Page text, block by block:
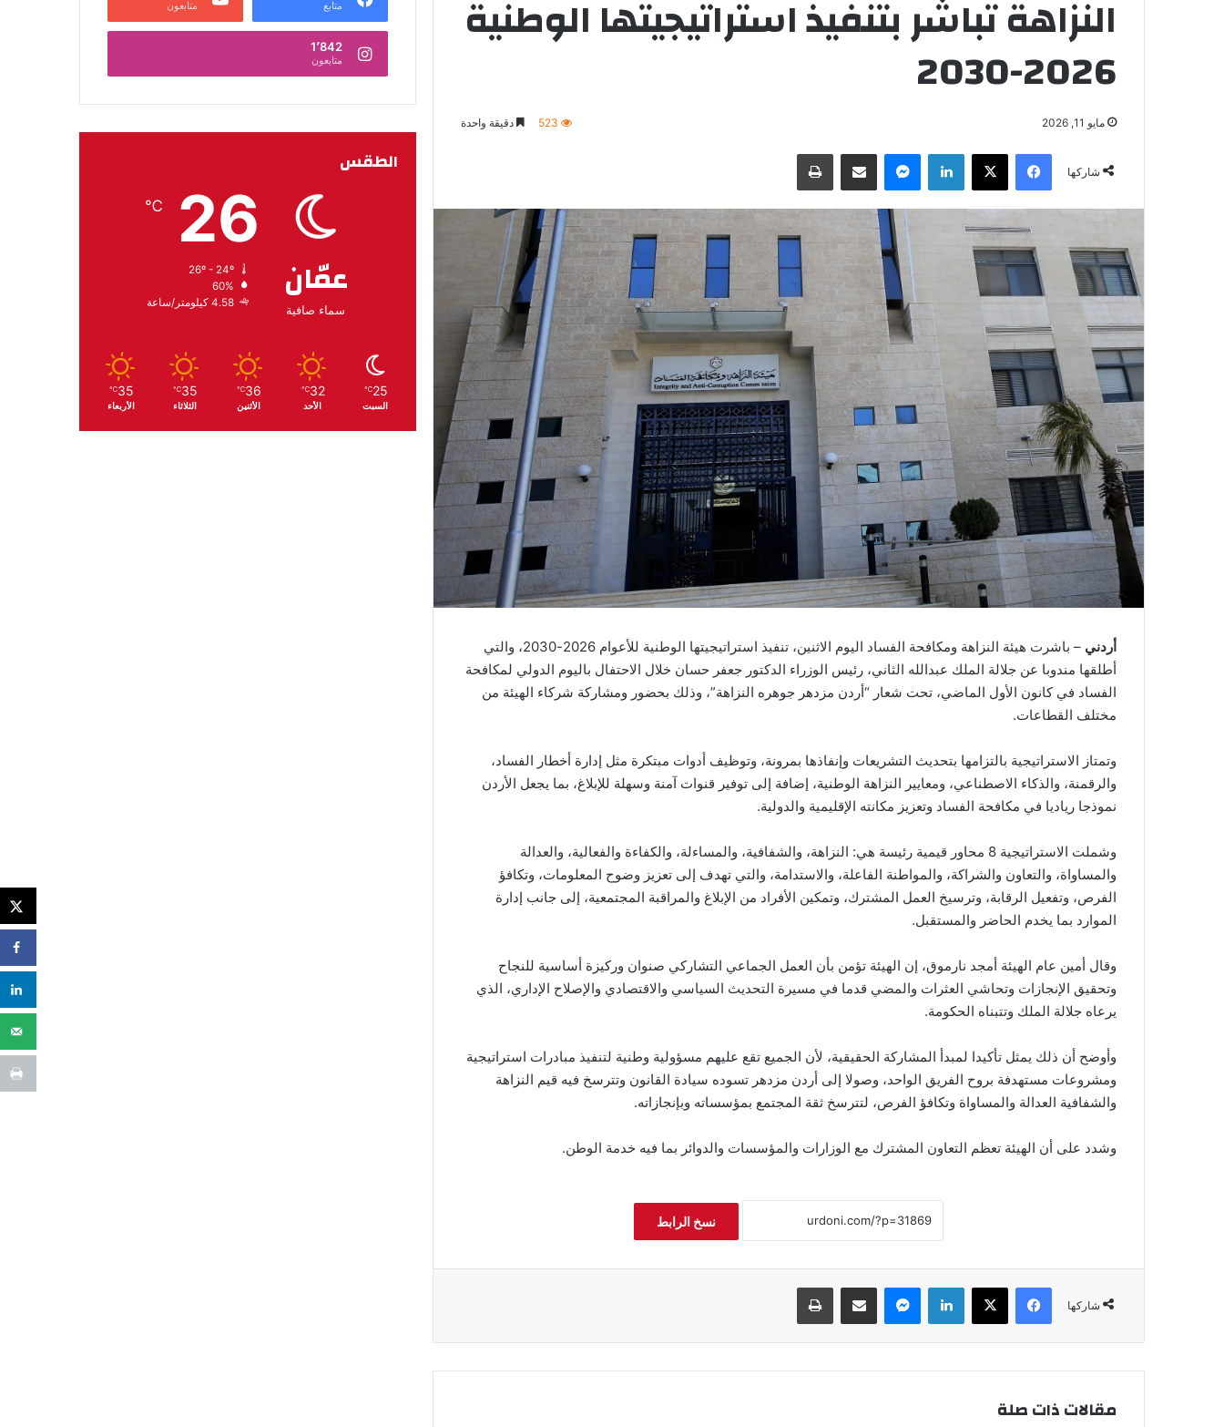
النزاهة تباشر بتنفيذ استراتيجيتها الوطنية
2026-2030
مايو 11, 2026 523 دقيقة واحدة
شاركها
فيسبوك لينكدإن
أردني
– باشرت هيئة النزاهة ومكافحة الفساد اليوم الاثنين، تنفيذ استراتيجيتها الوطنية للأعوام 2026-2030، والتي
أطلقها مندوبا عن جلالة الملك عبدالله الثاني، رئيس الوزراء الدكتور جعفر حسان خلال الاحتفال باليوم الدولي لمكافحة
الفساد في كانون الأول الماضي، تحت شعار “أردن مزدهر جوهره النزاهة”، وذلك بحضور ومشاركة شركاء الهيئة من
مختلف القطاعات.
وتمتاز الاستراتيجية بالتزامها بتحديث التشريعات وإنفاذها بمرونة، وتوظيف أدوات مبتكرة مثل إدارة أخطار الفساد،
والرقمنة، والذكاء الاصطناعي، ومعايير النزاهة الوطنية، إضافة إلى توفير قنوات آمنة وسهلة للإبلاغ، بما يجعل الأردن
نموذجا رياديا في مكافحة الفساد وتعزيز مكانته الإقليمية والدولية.
وشملت الاستراتيجية 8 محاور قيمية رئيسة هي: النزاهة، والشفافية، والمساءلة، والكفاءة والفعالية، والعدالة
والمساواة، والتعاون والشراكة، والمواطنة الفاعلة، والاستدامة، والتي تهدف إلى تعزيز وضوح المعلومات، وتكافؤ
الفرص، وتفعيل الرقابة، وترسيخ العمل المشترك، وتمكين الأفراد من الإبلاغ والمراقبة المجتمعية، إلى جانب إدارة
الموارد بما يخدم الحاضر والمستقبل.
وقال أمين عام الهيئة أمجد نارموق، إن الهيئة تؤمن بأن العمل الجماعي التشاركي صنوان وركيزة أساسية للنجاح
وتحقيق الإنجازات وتحاشي العثرات والمضي قدما في مسيرة التحديث السياسي والاقتصادي والإصلاح الإداري، الذي
يرعاه جلالة الملك وتتبناه الحكومة.
وأوضح أن ذلك يمثل تأكيدا لمبدأ المشاركة الحقيقية، لأن الجميع تقع عليهم مسؤولية وطنية لتنفيذ مبادرات استراتيجية
ومشروعات مستهدفة بروح الفريق الواحد، وصولا إلى أردن مزدهر تسوده سيادة القانون وتترسخ فيه قيم النزاهة
والشفافية العدالة والمساواة وتكافؤ الفرص، لتترسخ ثقة المجتمع بمؤسساته وبإنجازاته.
وشدد على أن الهيئة تعظم التعاون المشترك مع الوزارات والمؤسسات والدوائر بما فيه خدمة الوطن.
نسخ الرابط
شاركها
فيسبوك لينكدإن
مقالات ذات صلة
متابع متابعون
1٬842
متابعون
الطقس
عمّان
سماء صافية
26
℃
60%
4.58 كيلومتر/ساعة
25
℃
السبت
32
℃
الأحد
36
℃
الأثنين
35
℃
الثلاثاء
35
℃
الأربعاء